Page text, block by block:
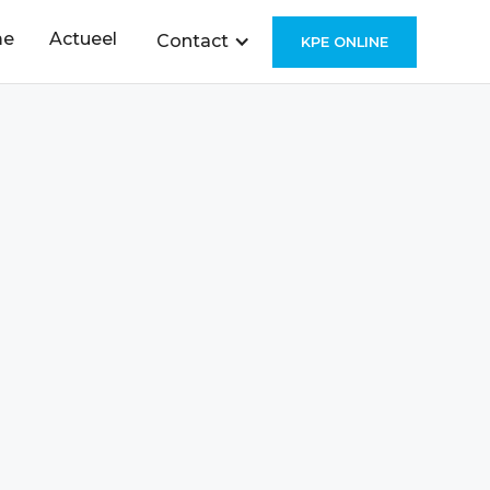
Actueel Contact KPE ONLINE